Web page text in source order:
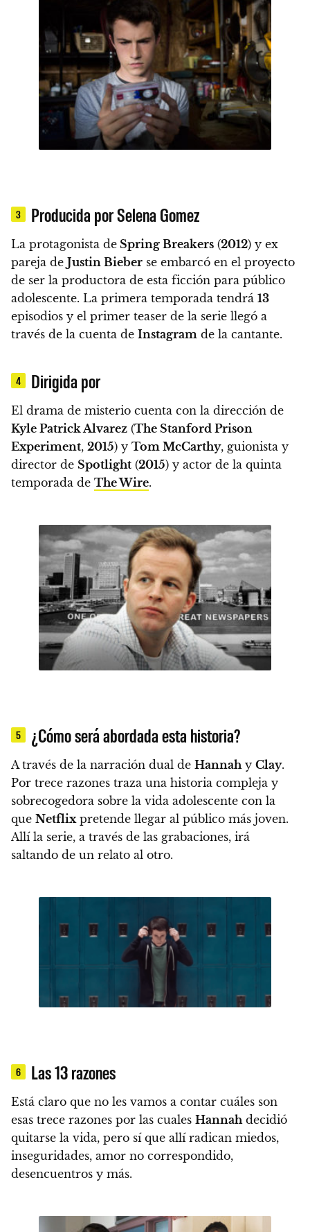
3 Producida por Selena Gomez
La protagonista de Spring Breakers (2012) y ex
pareja de Justin Bieber se embarcó en el proyecto
de ser la productora de esta ficción para público
adolescente. La primera temporada tendrá 13
episodios y el primer teaser de la serie llegó a
través de la cuenta de Instagram de la cantante.
4 Dirigida por
El drama de misterio cuenta con la dirección de
Kyle Patrick Alvarez (The Stanford Prison
Experiment, 2015) y Tom McCarthy, guionista y
director de Spotlight (2015) y actor de la quinta
temporada de The Wire.
5 ¿Cómo será abordada esta historia?
A través de la narración dual de Hannah y Clay.
Por trece razones traza una historia compleja y
sobrecogedora sobre la vida adolescente con la
que Netflix pretende llegar al público más joven.
Allí la serie, a través de las grabaciones, irá
saltando de un relato al otro.
6 Las 13 razones
Está claro que no les vamos a contar cuáles son
esas trece razones por las cuales Hannah decidió
quitarse la vida, pero sí que allí radican miedos,
inseguridades, amor no correspondido,
desencuentros y más.